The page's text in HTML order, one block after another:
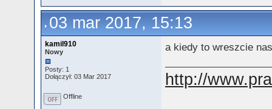
03 mar 2017, 15:13
kamil910
Nowy
Posty: 1
Dołączył: 03 Mar 2017
a kiedy to wreszcie
http://
Offline